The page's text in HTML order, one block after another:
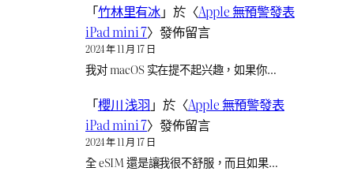
「竹林里有冰」於〈Apple 無預警發表
iPad mini 7〉發佈留言
2024 年 11 月 17 日
我对 macOS 实在提不起兴趣，如果你…
「櫻川 浅羽 」於〈Apple 無預警發表
iPad mini 7〉發佈留言
2024 年 11 月 17 日
全 eSIM 還是讓我很不舒服，而且如果…